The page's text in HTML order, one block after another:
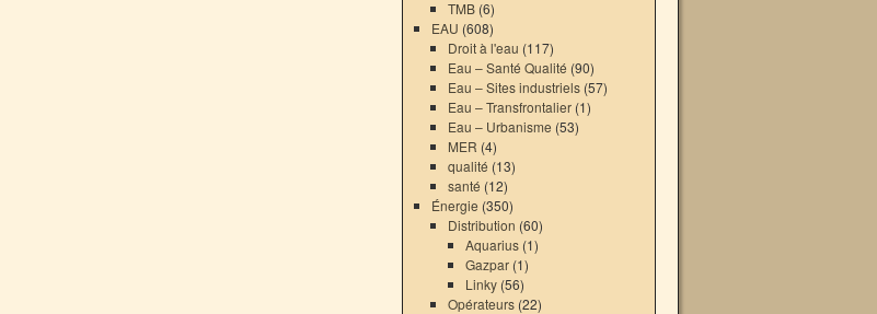
TMB (6)
EAU (608)
Droit à l'eau (117)
Eau – Santé Qualité (90)
Eau – Sites industriels (57)
Eau – Transfrontalier (1)
Eau – Urbanisme (53)
MER (4)
qualité (13)
santé (12)
Énergie (350)
Distribution (60)
Aquarius(1)
Gazpar(1)
Linky(56)
Opérateurs (22)